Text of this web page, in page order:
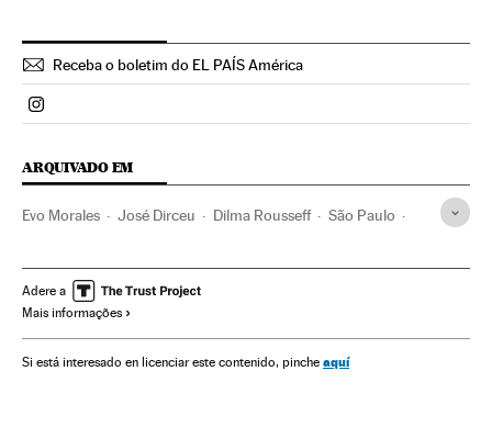
Receba o boletim do EL PAÍS América
Politica El País Brasil en Instagram
ARQUIVADO EM
Evo Morales José Dirceu Dilma Rousseff São Paulo
Estado São Paulo Brasil
América do Sul
América Governo Delitos Administração Estado
Adere a
Mais informações
Si está interesado en licenciar este contenido, pinche aquí